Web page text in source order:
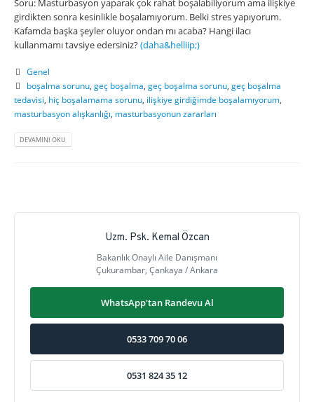
Soru: Masturbasyon yaparak çok rahat boşalabiliyorum ama ilişkiye
girdikten sonra kesinlikle boşalamıyorum. Belki stres yapıyorum.
Kafamda başka şeyler oluyor ondan mı acaba? Hangi ilacı
kullanmamı tavsiye edersiniz?(daha&helliip;)
Genel
boşalma sorunu, geç boşalma, geç boşalma sorunu, geç boşalma
tedavisi, hiç boşalamama sorunu, ilişkiye girdiğimde boşalamıyorum,
masturbasyon alışkanlığı, masturbasyonun zararları
DEVAMINI OKU
Uzm. Psk. Kemal Özcan
Bakanlık Onaylı Aile Danışmanı
Çukurambar, Çankaya / Ankara
WhatsApp'tan Randevu Al
0533 709 70 06
0531 824 35 12